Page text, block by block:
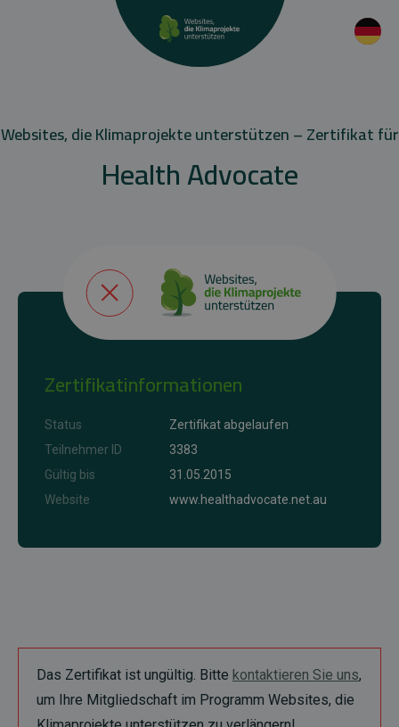
Websites, die Klimaprojekte unterstützen – Zertifikat für
Health Advocate
Zertifikatinformationen
Status
Zertifikat abgelaufen
Teilnehmer ID
3383
Gültig bis
31.05.2015
Website
www.healthadvocate.net.au
Das Zertifikat ist ungültig. Bitte kontaktieren Sie uns,
um Ihre Mitgliedschaft im Programm Websites, die